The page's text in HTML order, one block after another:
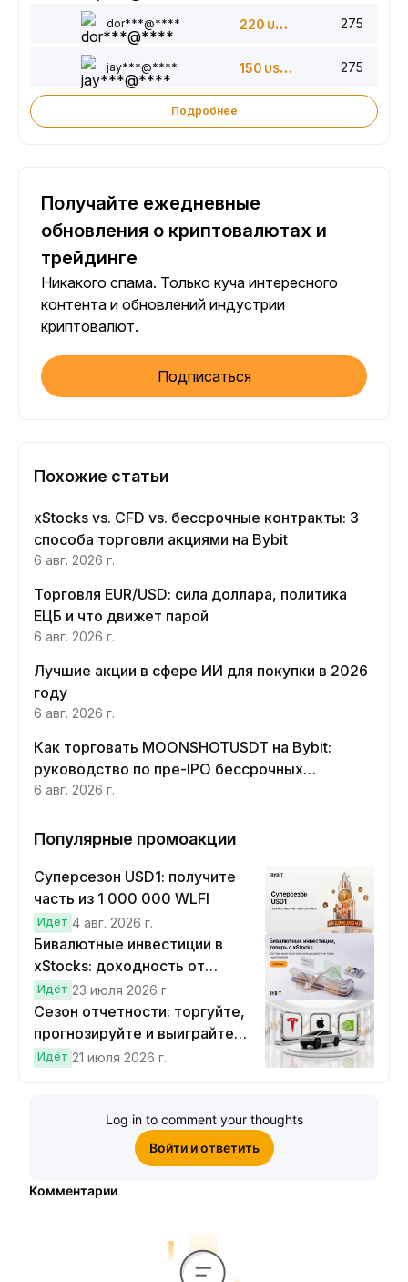
dor***@**** 220 USDT 275
jay***@**** 150 USDT 275
Подробнее
Получайте ежедневные
обновления о криптовалютах и
трейдинге
Никакого спама. Только куча интересного
контента и обновлений индустрии
криптовалют.
Подписаться
Похожие статьи
xStocks vs. CFD vs. бессрочные контракты: 3
способа торговли акциями на Bybit
6 авг. 2026 г.
Торговля EUR/USD: сила доллара, политика
ЕЦБ и что движет парой
6 авг. 2026 г.
Лучшие акции в сфере ИИ для покупки в 2026
году
6 авг. 2026 г.
Как торговать MOONSHOTUSDT на Bybit:
руководство по пре-IPO бессрочных
контрактов Moonshot AI
6 авг. 2026 г.
Популярные промоакции
Суперсезон USD1: получите
часть из 1 000 000 WLFI
Идёт 4 авг. 2026 г.
Бивалютные инвестиции в
xStocks: доходность от
прогнозов
Идёт 23 июля 2026 г.
Сезон отчетности: торгуйте,
прогнозируйте и выиграйте
Cybertruck!
Идёт 21 июля 2026 г.
Log in to comment your thoughts
Войти и ответить
Комментарии